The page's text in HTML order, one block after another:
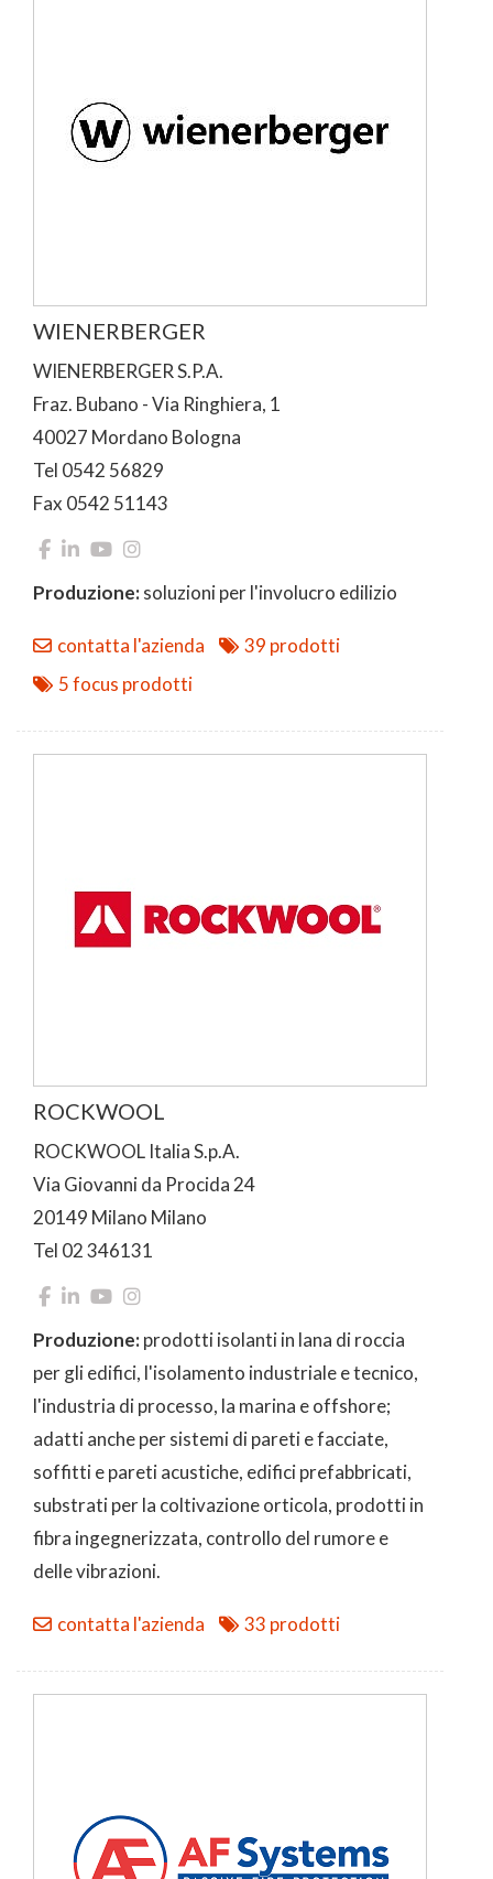
WIENERBERGER
WIENERBERGER S.P.A.
Fraz. Bubano - Via Ringhiera, 1
40027 Mordano Bologna
Tel 0542 56829
Fax 0542 51143
Produzione:soluzioni per l'involucro edilizio
contatta l'azienda
39 prodotti
5 focus prodotti
ROCKWOOL
ROCKWOOL Italia S.p.A.
Via Giovanni da Procida 24
20149 Milano Milano
Tel 02 346131
Produzione:prodotti isolanti in lana di roccia
per gli edifici, l'isolamento industriale e tecnico,
l'industria di processo, la marina e offshore;
adatti anche per sistemi di pareti e facciate,
soffitti e pareti acustiche, edifici prefabbricati,
substrati per la coltivazione orticola, prodotti in
fibra ingegnerizzata, controllo del rumore e
delle vibrazioni.
contatta l'azienda 33 prodotti